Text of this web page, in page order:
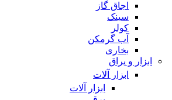
اجاق گاز
سینک
کولر
آب گرمکن
بخاری
ابزار و یراق
ابزار آلات
ابزار آلات